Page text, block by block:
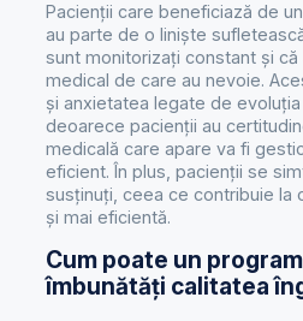
Pacienții care beneficiază de
au parte de o liniște
sunt monitorizați constant și
medical de care au nevoie.
și anxietatea legate de
deoarece pacienții au
medicală care apare va fi
eficient. În plus, pacienții se
susținuți, ceea ce contribuie la
și mai eficientă.
Cum poate un
îmbunătăți calitatea